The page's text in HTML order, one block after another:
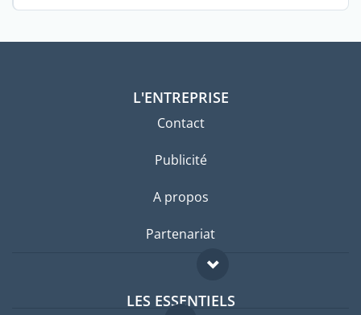
L'ENTREPRISE
Contact
Publicité
A propos
Partenariat
LES ESSENTIELS